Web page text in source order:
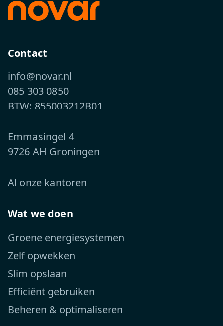
Contact
info@novar.nl
085 303 0850
BTW: 855003212B01
Emmasingel 4
9726 AH Groningen
Al onze kantoren
Wat we doen
Groene energiesystemen
Zelf opwekken
Slim opslaan
Efficiënt gebruiken
Beheren & optimaliseren